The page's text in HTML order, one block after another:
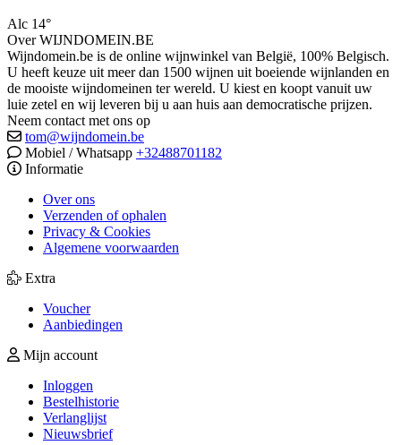
Alc 14°
Over WIJNDOMEIN.BE
Wijndomein.be is de online wijnwinkel van België, 100% Belgisch.
U heeft keuze uit meer dan 1500 wijnen uit boeiende wijnlanden en
de mooiste wijndomeinen ter wereld. U kiest en koopt vanuit uw
luie zetel en wij leveren bij u aan huis aan democratische prijzen.
Neem contact met ons op
tom@wijndomein.be
Mobiel / Whatsapp +32488701182
Informatie
Over ons
Verzenden of ophalen
Privacy & Cookies
Algemene voorwaarden
Extra
Voucher
Aanbiedingen
Mijn account
Inloggen
Bestelhistorie
Verlanglijst
Nieuwsbrief